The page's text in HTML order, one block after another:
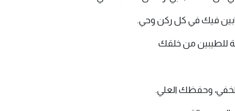
فيك في كل ركن وحي.
للطيبين من خلقك
وحفظك العلي.